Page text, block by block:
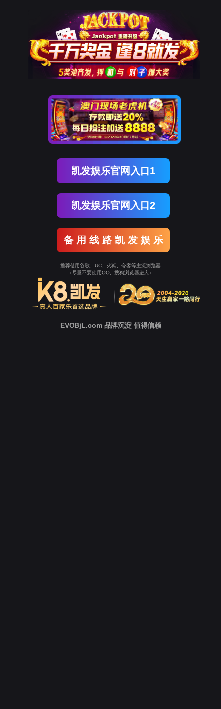
威九国际官网
解决方案
斗門 集团
品牌商
航旅
连锁
医美连锁
餐饮连锁
SaaS/软
件公司
银行
渠道服
务商
产品方案 开放支付能力，与合作伙伴共创解决方案
基础产品 PayFac工具
升级技术能力，让支付接入更简单、更高效、更智能
连接器 数据集成
区块链
全方位、全链路运营服务保障，客户体验升级
客户旅程 服务保障
公司介绍 资质荣誉
斗拱
斗拱智
能助手
Adapay